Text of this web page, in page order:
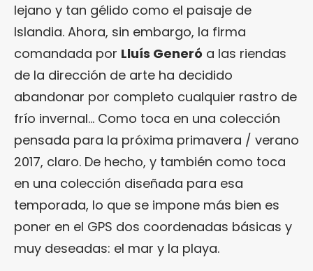
lejano y tan gélido como el paisaje de
Islandia. Ahora, sin embargo, la firma
comandada por Lluís Generó a las riendas
de la dirección de arte ha decidido
abandonar por completo cualquier rastro de
frío invernal… Como toca en una colección
pensada para la próxima primavera / verano
2017, claro. De hecho, y también como toca
en una colección diseñada para esa
temporada, lo que se impone más bien es
poner en el GPS dos coordenadas básicas y
muy deseadas: el mar y la playa.